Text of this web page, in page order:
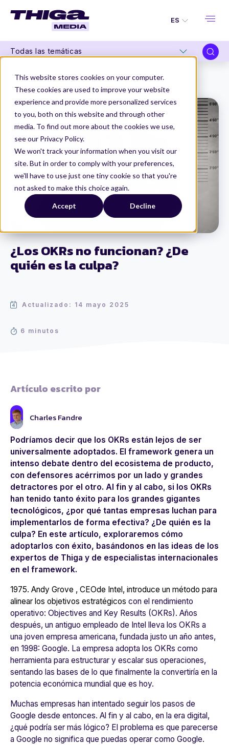
This website stores cookies on your computer.
These cookies are used to improve your website
experience and provide more personalized services
to you, both on this website and through other
media. To find out more about the cookies we use,
see our Privacy Policy.
We won't track your information when you visit our
site. But in order to comply with your preferences,
we'll have to use just one tiny cookie so that you're
not asked to make this choice again.
Accept Decline
ES
Todas las temáticas
¿Los OKRs no funcionan? ¿De
quién es la culpa?
Actualizado: 14 mayo 2025
6 minutos
Thiga Media
Product Management
Artículo escrito por
Charles Fandre
Podríamos decir que los OKRs están lejos de ser
universalmente adoptados. El framework genera un
intenso debate dentro del ecosistema de producto,
con defensores acérrimos por un lado y grandes
detractores por el otro. Al fin y al cabo, si los OKRs
han tenido tanto éxito para los grandes gigantes
tecnológicos, ¿por qué tantas empresas luchan para
implementarlos de forma efectiva? ¿De quién es la
culpa? En este artículo, exploraremos cómo
adoptarlos con éxito, basándonos en las ideas de los
expertos de Thiga y de especialistas internacionales
en el framework.
1975. Andy Grove , CEOde Intel , introduce un método para
alinear los objetivos estratégicos con el rendimiento
operativo: Objectives and Key Results (OKRs). Años
después, un antiguo empleado de Intel
lleva los OKRs a
una joven empresa americana, fundada justo un año antes,
en 1998: Google. La empresa adopta los OKRs como
herramienta para estructurar y escalar sus operaciones,
sentando las bases de lo que finalmente la convertiría en la
potencia económica mundial que es hoy.
Muchas empresas han intentado seguir los pasos de
Google desde entonces. Al fin y al cabo, en la era digital,
¿qué podría ser más lógico? El problema es que parecerse
a Google no significa que puedas operar como Google.